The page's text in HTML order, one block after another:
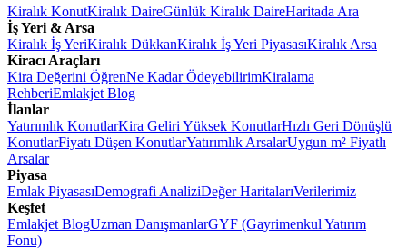
Kiralık KonutKiralık DaireGünlük Kiralık DaireHaritada Ara
İş Yeri & Arsa
Kiralık İş YeriKiralık DükkanKiralık İş Yeri PiyasasıKiralık Arsa
Kiracı Araçları
Kira Değerini ÖğrenNe Kadar ÖdeyebilirimKiralama
RehberiEmlakjet Blog
İlanlar
Yatırımlık KonutlarKira Geliri Yüksek KonutlarHızlı Geri Dönüşlü
KonutlarFiyatı Düşen KonutlarYatırımlık ArsalarUygun m² Fiyatlı
Arsalar
Piyasa
Emlak PiyasasıDemografi AnaliziDeğer HaritalarıVerilerimiz
Keşfet
Emlakjet BlogUzman DanışmanlarGYF (Gayrimenkul Yatırım
Fonu)